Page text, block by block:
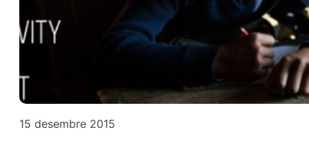
15 desembre 2015